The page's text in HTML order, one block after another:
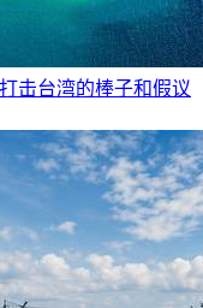
击台湾的棒子和假议